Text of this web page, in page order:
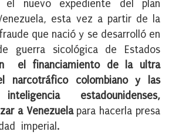
el nuevo expediente del plan
esta vez a partir de la
que nació y se desarrolló en
guerra sicológica de Estados
el financiamiento de la ultra
narcotráfico colombiano y las
estadounidenses,
a Venezuelapara hacerla presa
imperial.